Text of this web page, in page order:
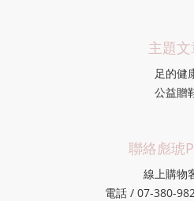
主題文
足的健
公益贈
聯絡彪琥
線上購物
電話 / 07-380-